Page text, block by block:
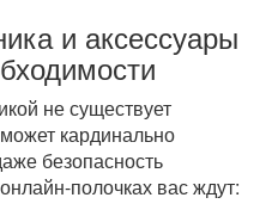
и аксессуары
не существует
кардинально
безопасность
полочках вас ждут: